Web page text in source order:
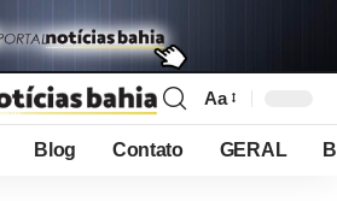
Font
Resizer
Aa
Blog Contato GERAL